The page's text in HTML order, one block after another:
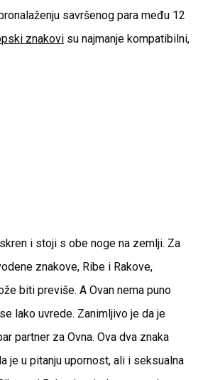
savršenog para među 12
znakovi su najmanje kompatibilni,
i stoji s obe noge na zemlji. Za
znakove, Ribe i Rakove,
biti previše. A Ovan nema puno
lako uvrede. Zanimljivo je da je
partner za Ovna. Ova dva znaka
je u pitanju upornost, ali i seksualna